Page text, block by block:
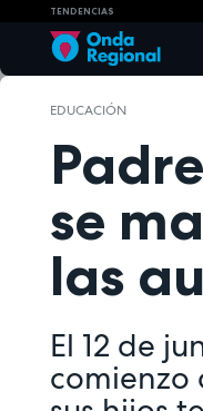
TENDENCIAS
EDUCACIÓN
se
las
El 12 de
comienzo